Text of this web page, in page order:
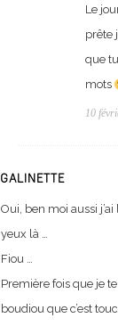
Le
prête
que
mots
10
GALINETTE
Oui, ben moi aussi
yeux là …
Fiou …
Première fois que je
boudiou que c’est